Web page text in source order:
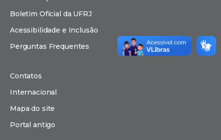
Boletim Oficial da UFRJ
Acessibilidade e Inclusão
Perguntas Frequentes
Contatos
Internacional
Mapa do site
Portal antigo